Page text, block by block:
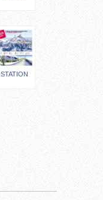
STATION